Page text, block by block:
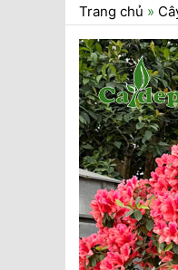
Trang chủ »